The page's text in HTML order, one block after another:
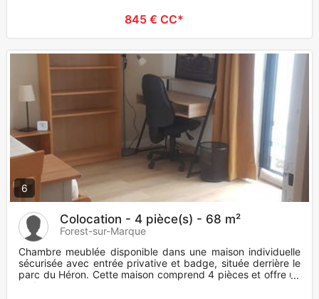
845 € CC*
6
Colocation - 4 pièce(s) - 68 m²
Forest-sur-Marque
Chambre meublée disponible dans une maison individuelle
sécurisée avec entrée privative et badge, située derrière le
parc du Héron. Cette maison comprend 4 pièces et offre un
cadr